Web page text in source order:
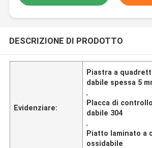
DESCRIZIONE DI PRODOTTO
Evidenziare:
Piastra a
dabile spessa 5
,
Placca di
dabile 304
,
Piatto laminato a
ossidabile